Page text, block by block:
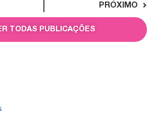
PRÓXIMO
TODAS PUBLICAÇÕES